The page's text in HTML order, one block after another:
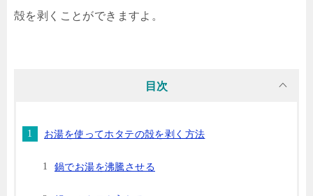
殻を剥くことができますよ。
目次
お湯を使ってホタテの殻を剥く方法
鍋でお湯を沸騰させる